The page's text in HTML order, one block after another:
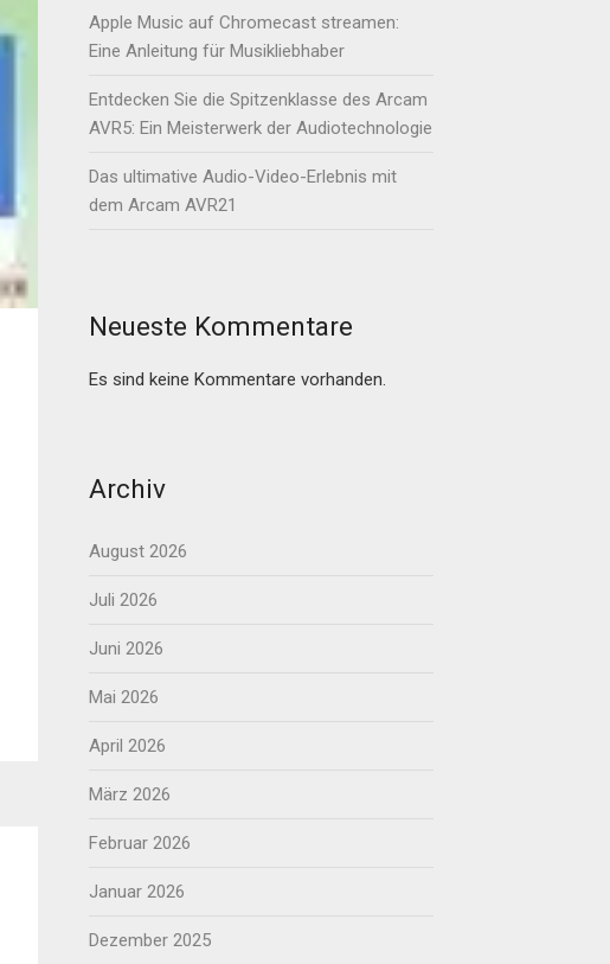
Apple Music auf Chromecast streamen:
Eine Anleitung für Musikliebhaber
Entdecken Sie die Spitzenklasse des Arcam
AVR5: Ein Meisterwerk der Audiotechnologie
Das ultimative Audio-Video-Erlebnis mit
dem Arcam AVR21
Neueste Kommentare
Es sind keine Kommentare vorhanden.
Archiv
August 2026
Juli 2026
Juni 2026
Mai 2026
April 2026
März 2026
Februar 2026
Januar 2026
Dezember 2025